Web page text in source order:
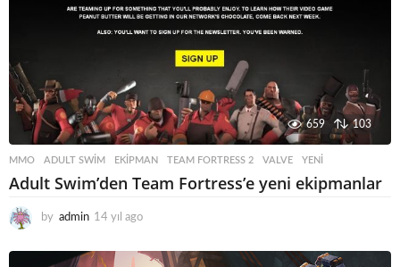
g
659 103
MMO ADULT SWIM ,EKIPMAN ,TEAM FORTRESS 2 ,VALVE ,YENI
Adult Swim’den Team Fortress’e yeni ekipmanlar
by admin 14 yıl ago
y